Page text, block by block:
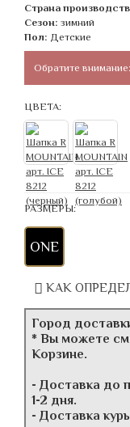
Страна
Сезон: зимний
Пол: Детские
Обратите внимание:
ЦВЕТА:
РАЗМЕРЫ:
ONE
КАК
Город
* Вы можете
Корзине.
- Доставка до
1-2 дня.
- Доставка